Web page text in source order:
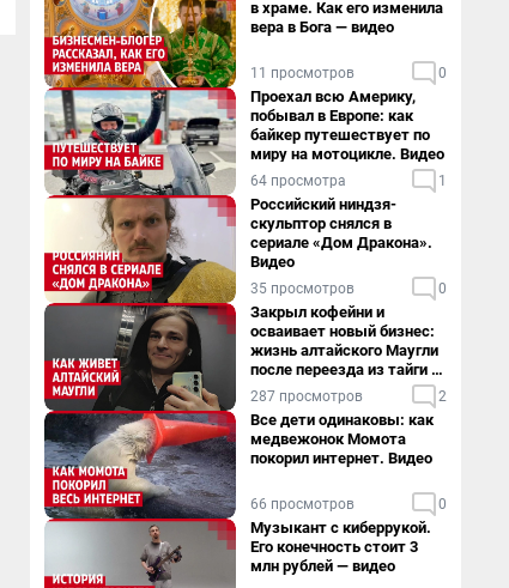
в храме. Как его изменила
вера в Бога — видео
11 просмотров 0
Проехал всю Америку,
побывал в Европе: как
байкер путешествует по
миру на мотоцикле. Видео
64 просмотра 1
Российский ниндзя-
скульптор снялся в
сериале «Дом Дракона».
Видео
35 просмотров 0
Закрыл кофейни и
осваивает новый бизнес:
жизнь алтайского Маугли
после переезда из тайги в
столицу
287 просмотров 2
Все дети одинаковы: как
медвежонок Момота
покорил интернет. Видео
66 просмотров 0
Музыкант с киберрукой.
Его конечность стоит 3
млн рублей — видео